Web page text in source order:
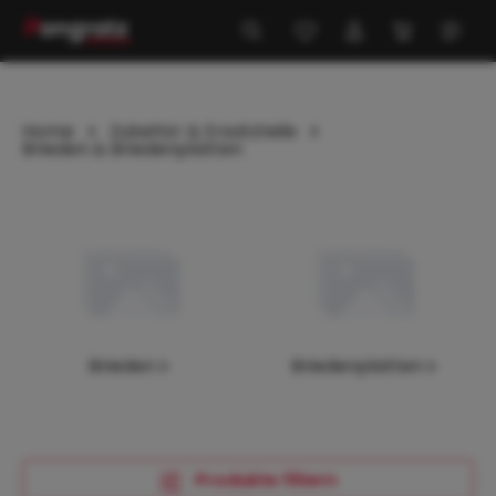
springen
Home Zubehör & Ersatzteile
Brieden Briedenplatten
Produkte filtern